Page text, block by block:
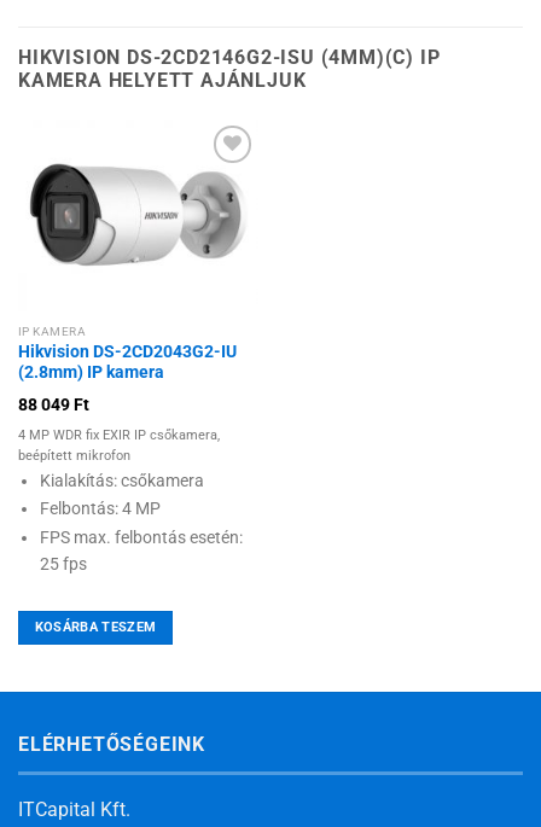
HIKVISION DS-2CD2146G2-ISU (4MM)(C) IP
KAMERA HELYETT AJÁNLJUK
Hozzáadás a
kívánságlistához
IP KAMERA
Hikvision DS-2CD2043G2-IU
(2.8mm) IP kamera
88 049Ft
4 MP WDR fix EXIR IP csőkamera,
beépített mikrofon
Kialakítás: csőkamera
Felbontás: 4 MP
FPS max. felbontás esetén:
25 fps
KOSÁRBA TESZEM
ELÉRHETŐSÉGEINK
ITCapital Kft.